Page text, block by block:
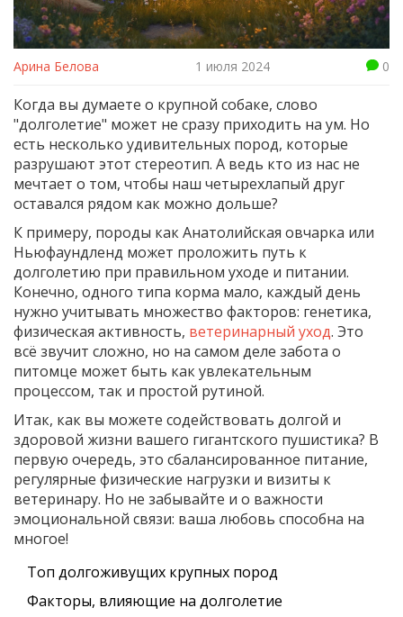
Арина Белова 1 июля 2024 0
Когда вы думаете о крупной собаке, слово
"долголетие" может не сразу приходить на ум. Но
есть несколько удивительных пород, которые
разрушают этот стереотип. А ведь кто из нас не
мечтает о том, чтобы наш четырехлапый друг
оставался рядом как можно дольше?
К примеру, породы как Анатолийская овчарка или
Ньюфаундленд может проложить путь к
долголетию при правильном уходе и питании.
Конечно, одного типа корма мало, каждый день
нужно учитывать множество факторов: генетика,
физическая активность, ветеринарный уход. Это
всё звучит сложно, но на самом деле забота о
питомце может быть как увлекательным
процессом, так и простой рутиной.
Итак, как вы можете содействовать долгой и
здоровой жизни вашего гигантского пушистика? В
первую очередь, это сбалансированное питание,
регулярные физические нагрузки и визиты к
ветеринару. Но не забывайте и о важности
эмоциональной связи: ваша любовь способна на
многое!
Топ долгоживущих крупных пород
Факторы, влияющие на долголетие